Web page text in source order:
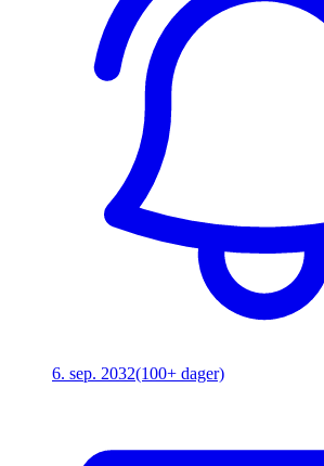
6. sep. 2032(100+ dager)